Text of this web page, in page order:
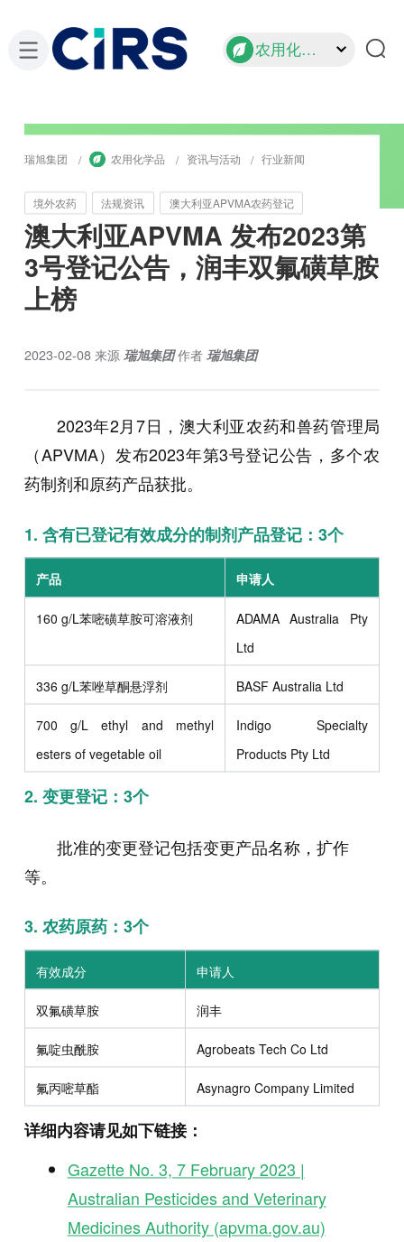
农用化学品
瑞旭集团 农用化学品 资讯与活动 行业新闻
境外农药 法规资讯 澳大利亚APVMA农药登记
澳大利亚APVMA 发布2023第
3号登记公告，润丰双氟磺草胺
上榜
2023-02-08 来源 瑞旭集团 作者 瑞旭集团
2023年2月7日，澳大利亚农药和兽药管理局
（APVMA）发布2023年第3号登记公告，多个农
药制剂和原药产品获批。
1. 含有已登记有效成分的制剂产品登记：3个
产品 申请人
160 g/L苯嘧磺草胺可溶液剂
ADAMA Australia Pty
Ltd
336 g/L苯唑草酮悬浮剂 BASF Australia Ltd
700 g/L ethyl and methyl
esters of vegetable oil
Indigo Specialty
Products Pty Ltd
2. 变更登记：3个
批准的变更登记包括变更产品名称，扩作
等。
3. 农药原药：3个
有效成分 申请人
双氟磺草胺 润丰
氟啶虫酰胺 Agrobeats Tech Co Ltd
氟丙嘧草酯 Asynagro Company Limited
详细内容请见如下链接：
Gazette No. 3, 7 February 2023 |
Australian Pesticides and Veterinary
Medicines Authority (apvma.gov.au)